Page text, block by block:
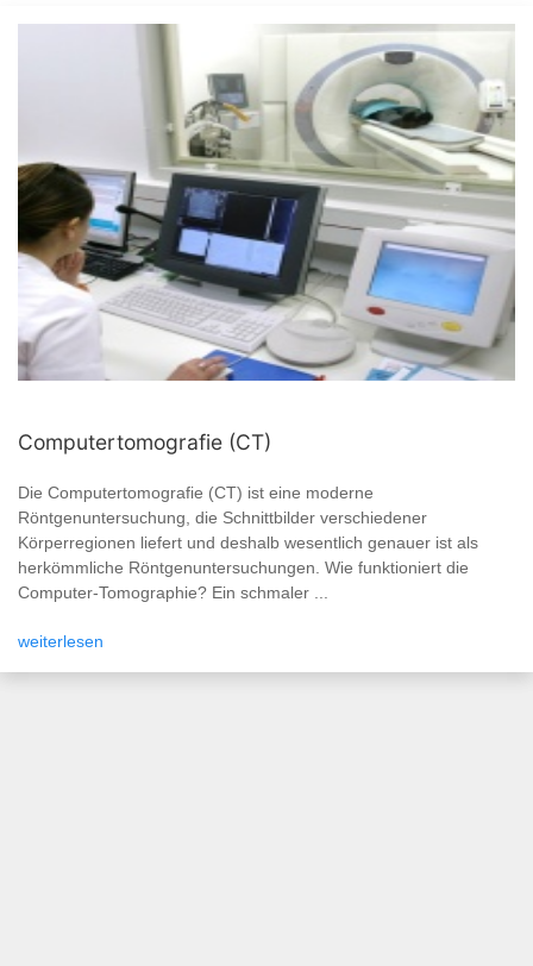
Computertomografie (CT)
Die Computertomografie (CT) ist eine moderne
Röntgenuntersuchung, die Schnittbilder verschiedener
Körperregionen liefert und deshalb wesentlich genauer ist als
herkömmliche Röntgenuntersuchungen. Wie funktioniert die
Computer-Tomographie? Ein schmaler ...
weiterlesen